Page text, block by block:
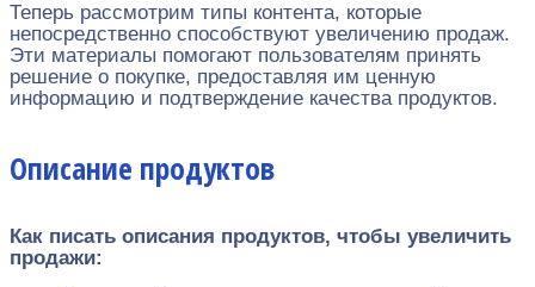
Теперь рассмотрим типы контента, которые
непосредственно способствуют увеличению продаж.
Эти материалы помогают пользователям принять
решение о покупке, предоставляя им ценную
информацию и подтверждение качества продуктов.
Описание продуктов
Как писать описания продуктов, чтобы увеличить
продажи: